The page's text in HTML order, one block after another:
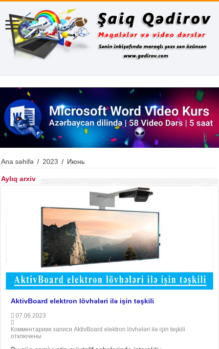
Ana səhifə / 2023 / Июнь
Aylıq arxiv
AktivBoard elektron lövhələri ilə işin təşkili
07.06.2023
Комментариик записи AktivBoard elektron lövhələri ilə işin təşkili
отключены